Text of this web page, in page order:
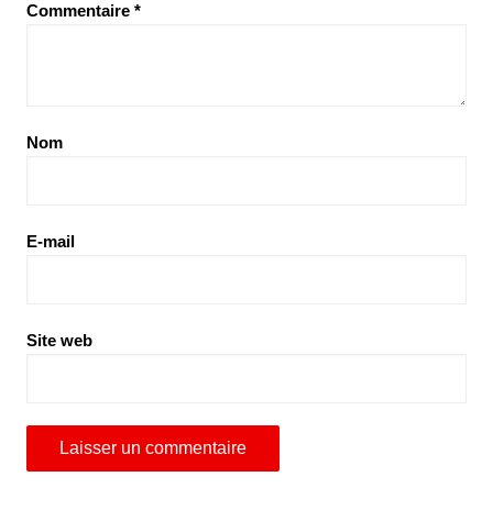
Commentaire *
Nom
E-mail
Site web